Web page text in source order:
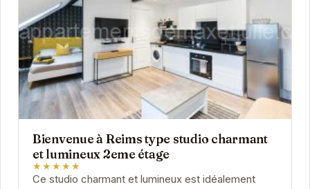
Bienvenue à Reims type studio charmant
et lumineux 2eme étage
★★★★★
Ce studio charmant et lumineux est idéalement